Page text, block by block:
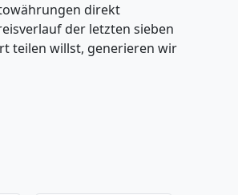
direkt
der letzten sieben
teilen willst, generieren wir